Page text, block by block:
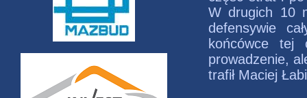
W drugich 10
defensywie
końcówce tej
prowadzenie,
trafił Maciej